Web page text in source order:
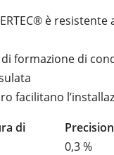
è resistente
formazione di
facilitano
di
0,3 %